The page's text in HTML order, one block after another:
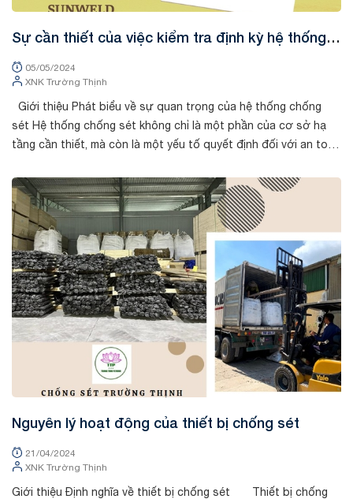
Sự cần thiết của việc kiểm tra định kỳ hệ thống
05/05/2024
XNK Trường Thịnh
Giới thiệu Phát biểu về sự quan trọng của hệ thống chống
sét Hệ thống chống sét không chỉ là một phần của cơ sở hạ
tầng cần thiết, mà còn là một yếu tố quyết định đối với an toàn
Tin tức
Nguyên lý hoạt động của thiết bị chống sét
21/04/2024
XNK Trường Thịnh
Giới thiệu Định nghĩa về thiết bị chống sét Thiết bị chống